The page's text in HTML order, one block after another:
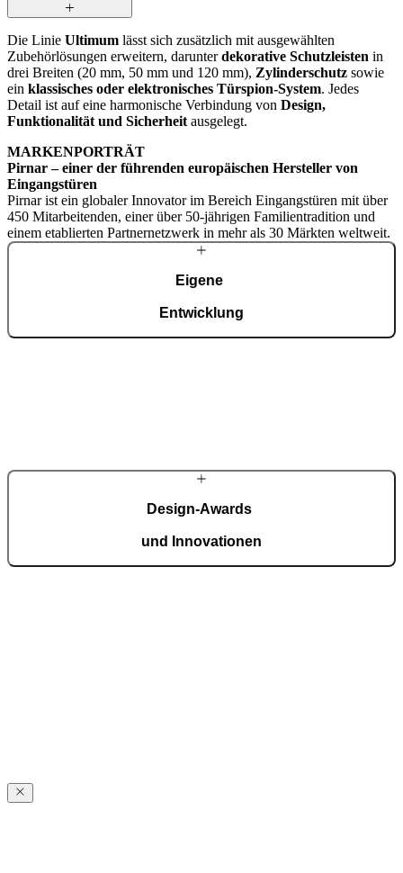
Die Linie Ultimum lässt sich zusätzlich mit ausgewählten
Zubehörlösungen erweitern, darunterdekorative Schutzleisten in
drei Breiten (20 mm, 50 mm und 120 mm), Zylinderschutz sowie
ein klassisches oder elektronisches Türspion-System. Jedes
Detail ist auf eine harmonische Verbindung von Design,
Funktionalität und Sicherheit ausgelegt.
MARKENPORTRÄT
Pirnar – einer der führenden europäischen Hersteller von
Eingangstüren
Pirnar ist ein globaler Innovator im Bereich Eingangstüren mit über
450 Mitarbeitenden, einer über 50-jährigen Familientradition und
einem etablierten Partnernetzwerk in mehr als 30 Märkten weltweit.
Eigene
Entwicklung
Design-Awards
und Innovationen